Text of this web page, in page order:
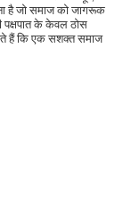
है जो समाज को जागरूक
पक्षपात के केवल ठोस
हैं कि एक सशक्त समाज